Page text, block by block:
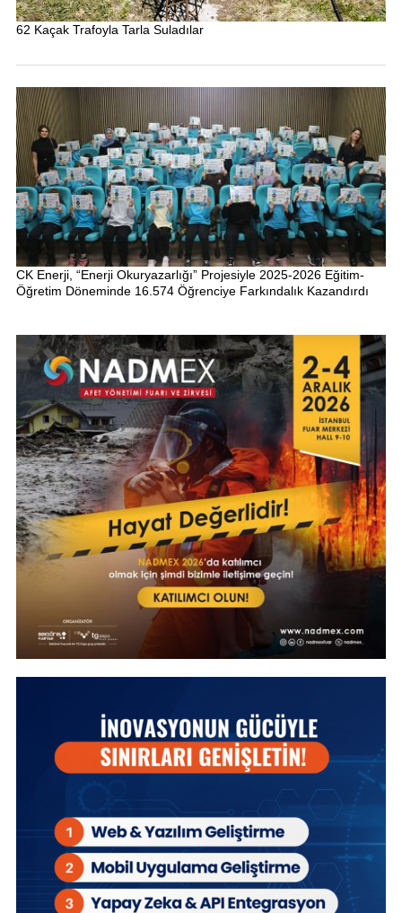
62 Kaçak Trafoyla Tarla Suladılar
CK Enerji, “Enerji Okuryazarlığı” Projesiyle 2025-2026 Eğitim-
Öğretim Döneminde 16.574 Öğrenciye Farkındalık Kazandırdı